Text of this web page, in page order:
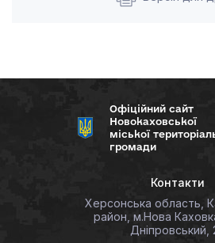
Офіційний сайт
Новокаховської
міської
громади
Контакти
Херсонська область,
район, м.Нова
Дніпровський,